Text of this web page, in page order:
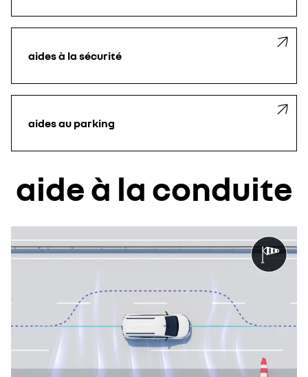
aides à la sécurité
aides au parking
aide à la conduite